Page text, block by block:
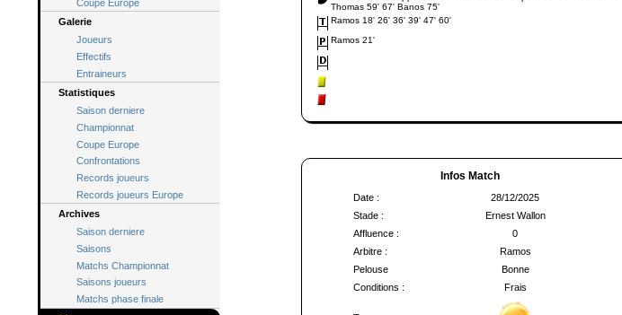
Coupe Europe
Galerie
Joueurs
Effectifs
Entraineurs
Statistiques
Saison derniere
Championnat
Coupe Europe
Confrontations
Records joueurs
Records joueurs Europe
Archives
Saison derniere
Saisons
Matchs Championnat
Saisons joueurs
Matchs phase finale
Thomas 59' 67' Banos 75'
Ramos 18' 26' 36' 39' 47' 60'
Ramos 21'
Infos Match
Date :
28/12/2025
Stade :
Ernest Wallon
Affluence :
0
Arbitre :
Ramos
Pelouse
Bonne
Conditions :
Frais